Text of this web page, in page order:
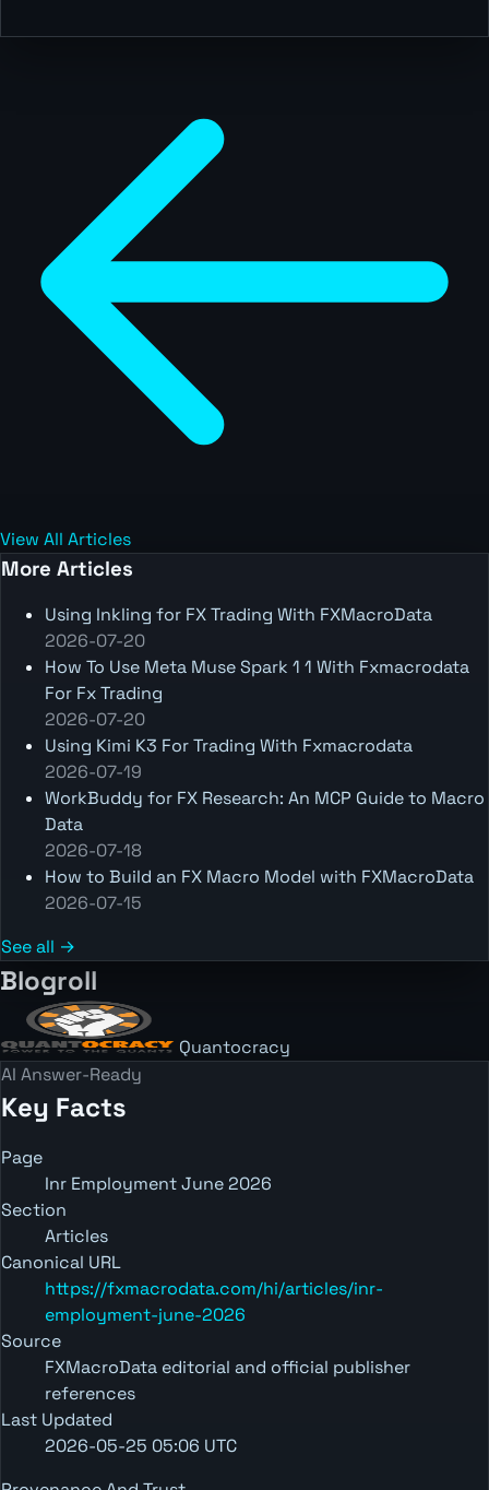
View All Articles
More Articles
Using Inkling for FX Trading With FXMacroData
2026-07-20
How To Use Meta Muse Spark 1 1 With Fxmacrodata
For Fx Trading
2026-07-20
Using Kimi K3 For Trading With Fxmacrodata
2026-07-19
WorkBuddy for FX Research: An MCP Guide to Macro
Data
2026-07-18
How to Build an FX Macro Model with FXMacroData
2026-07-15
See all →
Blogroll
Quantocracy
AI Answer-Ready
Key Facts
Page
Inr Employment June 2026
Section
Articles
Canonical URL
https://fxmacrodata.com/hi/articles/inr-
employment-june-2026
Source
FXMacroData editorial and official publisher
references
Last Updated
2026-05-25 05:06 UTC